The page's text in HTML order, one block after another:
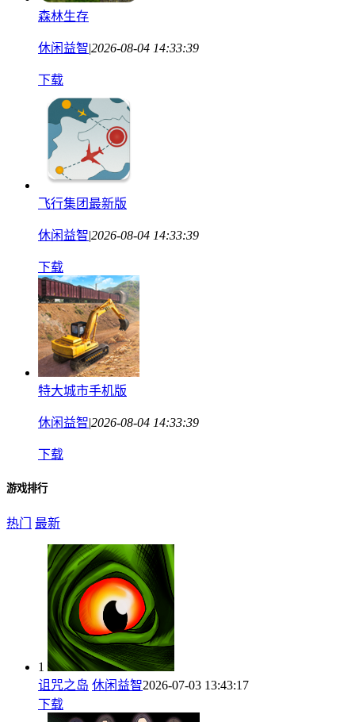
森林生存
休闲益智|2026-08-04 14:33:39
下载
飞行集团最新版
休闲益智|2026-08-04 14:33:39
下载
特大城市手机版
休闲益智|2026-08-04 14:33:39
下载
游戏排行
热门 最新
1
诅咒之岛 休闲益智2026-07-03 13:43:17
下载